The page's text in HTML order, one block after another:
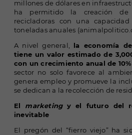
millones de dólares en
ha permitido la creación de
recicladoras con una
toneladas anuales (
A nivel general, la economía
tiene un valor estimado de
con un crecimiento anual de 10%
sector no solo favorece al
genera empleo y promueve la
se dedican a la recolección de
El marketingy el futuro del
inevitable
El pregón del “fierro viejo” ha